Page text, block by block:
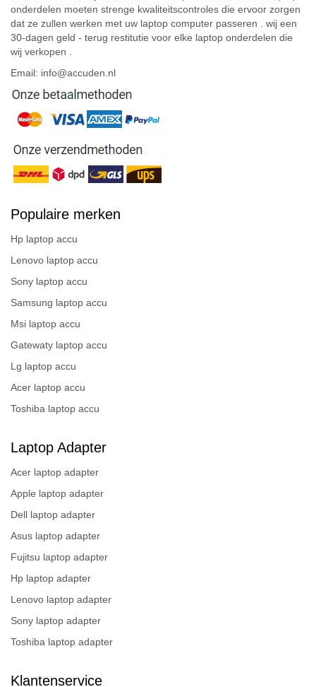
onderdelen moeten strenge kwaliteitscontroles die ervoor zorgen
dat ze zullen werken met uw laptop computer passeren . wij een
30-dagen geld - terug restitutie voor elke laptop onderdelen die
wij verkopen .
Email: info@accuden.nl
Populaire merken
Hp laptop accu
Lenovo laptop accu
Sony laptop accu
Samsung laptop accu
Msi laptop accu
Gatewaty laptop accu
Lg laptop accu
Acer laptop accu
Toshiba laptop accu
Laptop Adapter
Acer laptop adapter
Apple laptop adapter
Dell laptop adapter
Asus laptop adapter
Fujitsu laptop adapter
Hp laptop adapter
Lenovo laptop adapter
Sony laptop adapter
Toshiba laptop adapter
Klantenservice